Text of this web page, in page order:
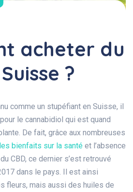
acheter du
?
comme un stupéfiant en Suisse, il
le cannabidiol qui est quand
De fait, grâce aux nombreuses
les bienfaits sur la santé et l’absence
CBD, ce dernier s’est retrouvé
dans le pays. Il est ainsi
fleurs, mais aussi des huiles de